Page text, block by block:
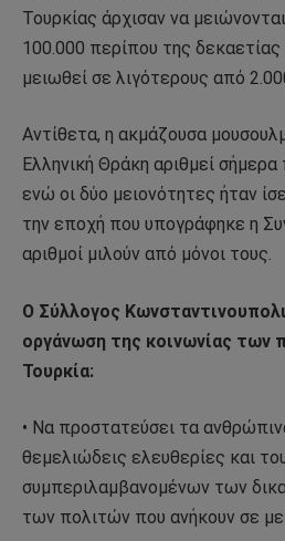
Τουρκίας άρχισαν να
100.000 περίπου της
μειωθεί σε λιγότερους από
Αντίθετα, η ακμάζουσα
Ελληνική Θράκη αριθμεί
ενώ οι δύο μειονότητες ήταν
την εποχή που υπογράφηκε η
αριθμοί μιλούν από μόνοι τους.
Ο Σύλλογος
οργάνωση της κοινωνίας των
Τουρκία:
• Να προστατεύσει τα
θεμελιώδεις ελευθερίες και
συμπεριλαμβανομένων των
των πολιτών που ανήκουν σε